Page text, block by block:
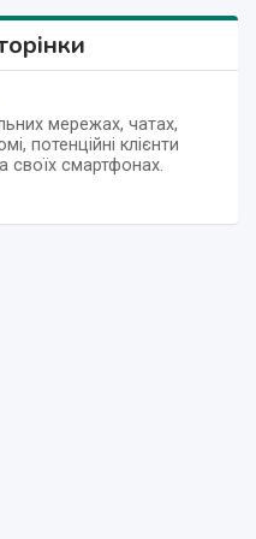
мережах, чатах,
потенційні клієнти
своїх смартфонах.